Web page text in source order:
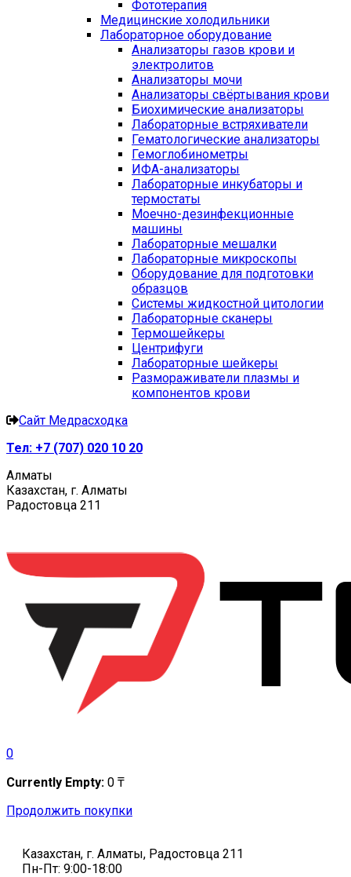
Фототерапия
Медицинские холодильники
Лабораторное оборудование
Анализаторы газов крови и
электролитов
Анализаторы мочи
Анализаторы свёртывания крови
Биохимические анализаторы
Лабораторные встряхиватели
Гематологические анализаторы
Гемоглобинометры
ИФА-анализаторы
Лабораторные инкубаторы и
термостаты
Моечно-дезинфекционные
машины
Лабораторные мешалки
Лабораторные микроскопы
Оборудование для подготовки
образцов
Системы жидкостной цитологии
Лабораторные сканеры
Термошейкеры
Центрифуги
Лабораторные шейкеры
Размораживатели плазмы и
компонентов крови
Сайт Медрасходка
Тел: +7 (707) 020 10 20
Алматы
Казахстан, г. Алматы
Радостовца 211
0
Currently Empty: 0 ₸
Продолжить покупки
Казахстан, г. Алматы, Радостовца 211
Пн-Пт: 9:00-18:00